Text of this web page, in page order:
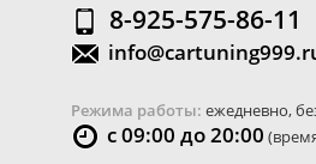
8-925-575-86-11
Режима работы: ежедневно,
с 09:00 до 20:00